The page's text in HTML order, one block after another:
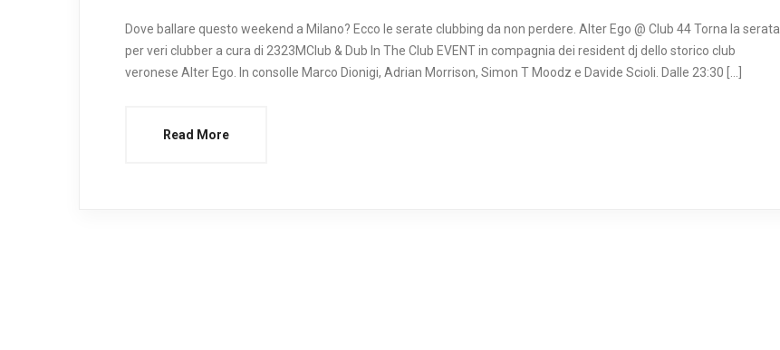
Dove ballare questo weekend a Milano? Ecco le serate clubbing da non perdere. Alter Ego @ Club 44 Torna la serata
per veri clubber a cura di 2323MClub & Dub In The Club EVENT in compagnia dei resident dj dello storico club
veronese Alter Ego. In consolle Marco Dionigi, Adrian Morrison, Simon T Moodz e Davide Scioli. Dalle 23:30 […]
Read More